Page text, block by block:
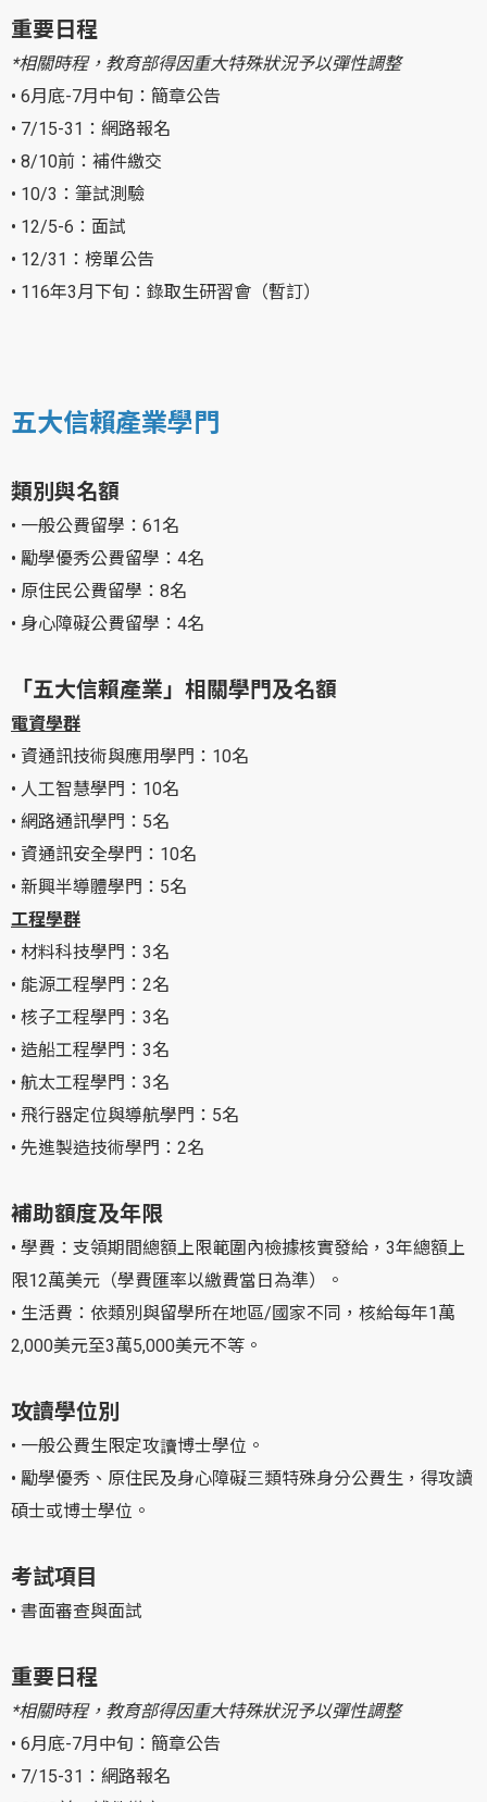
重要日程
*相關時程，教育部得因重大特殊狀況予以彈性調整
• 6月底-7月中旬：簡章公告
• 7/15-31：網路報名
• 8/10前：補件繳交
• 10/3：筆試測驗
• 12/5-6：面試
• 12/31：榜單公告
• 116年3月下旬：錄取生研習會（暫訂）
五大信賴產業學門
類別與名額
• 一般公費留學：61名
• 勵學優秀公費留學：4名
• 原住民公費留學：8名
• 身心障礙公費留學：4名
「五大信賴產業」相關學門及名額
電資學群
• 資通訊技術與應用學門：10名
• 人工智慧學門：10名
• 網路通訊學門：5名
• 資通訊安全學門：10名
• 新興半導體學門：5名
工程學群
• 材料科技學門：3名
• 能源工程學門：2名
• 核子工程學門：3名
• 造船工程學門：3名
• 航太工程學門：3名
• 飛行器定位與導航學門：5名
• 先進製造技術學門：2名
補助額度及年限
• 學費：支領期間總額上限範圍內檢據核實發給，3年總額上
限12萬美元（學費匯率以繳費當日為準）。
• 生活費：依類別與留學所在地區/國家不同，核給每年1萬
2,000美元至3萬5,000美元不等。
攻讀學位別
• 一般公費生限定攻讀博士學位。
• 勵學優秀、原住民及身心障礙三類特殊身分公費生，得攻讀
碩士或博士學位。
考試項目
• 書面審查與面試
重要日程
*相關時程，教育部得因重大特殊狀況予以彈性調整
• 6月底-7月中旬：簡章公告
• 7/15-31：網路報名